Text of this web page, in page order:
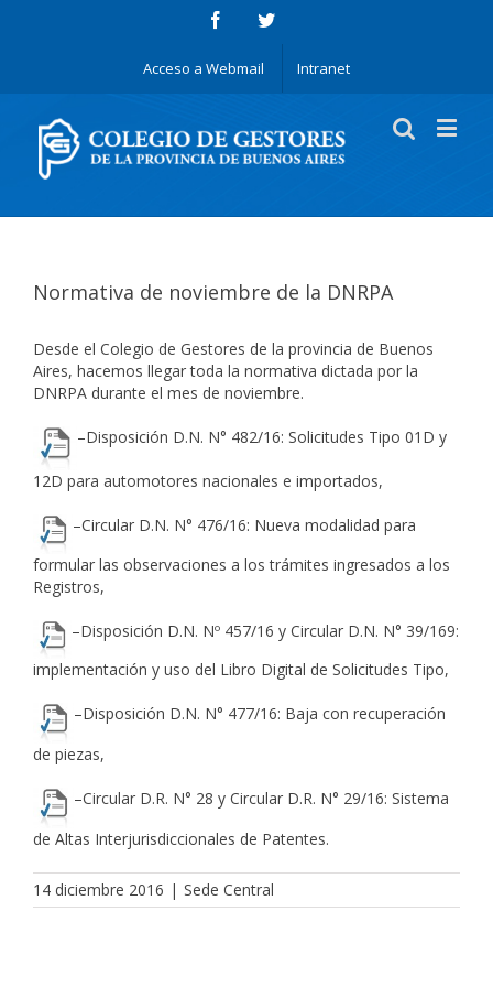
Acceso a Webmail Intranet
Normativa de noviembre de la DNRPA
Desde el Colegio de Gestores de la provincia de Buenos
Aires, hacemos llegar toda la normativa dictada por la
DNRPA durante el mes de noviembre.
–Disposición D.N. N° 482/16: Solicitudes Tipo 01D y
12D para automotores nacionales e importados,
–Circular D.N. N° 476/16: Nueva modalidad para
formular las observaciones a los trámites ingresados a los
Registros,
–Disposición D.N. Nº 457/16 y Circular D.N. N° 39/169:
implementación y uso del Libro Digital de Solicitudes Tipo,
–Disposición D.N. N° 477/16: Baja con recuperación
de piezas,
–Circular D.R. N° 28 y Circular D.R. N° 29/16: Sistema
de Altas Interjurisdiccionales de Patentes.
14 diciembre 2016 | Sede Central